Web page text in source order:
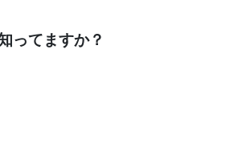
ってますか？